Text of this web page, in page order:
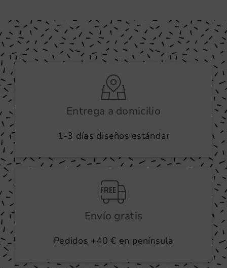
Entrega a domicilio
1-3 días diseños estándar
Envío gratis
Pedidos +40 € en península